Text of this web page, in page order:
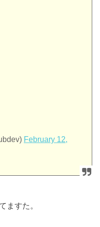
February 12,
ますた。